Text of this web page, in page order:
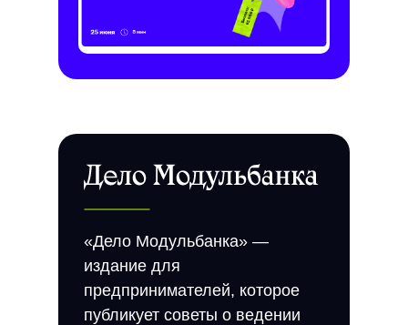
«Дело Модульбанка» —
издание для
предпринимателей, которое
публикует советы о ведении